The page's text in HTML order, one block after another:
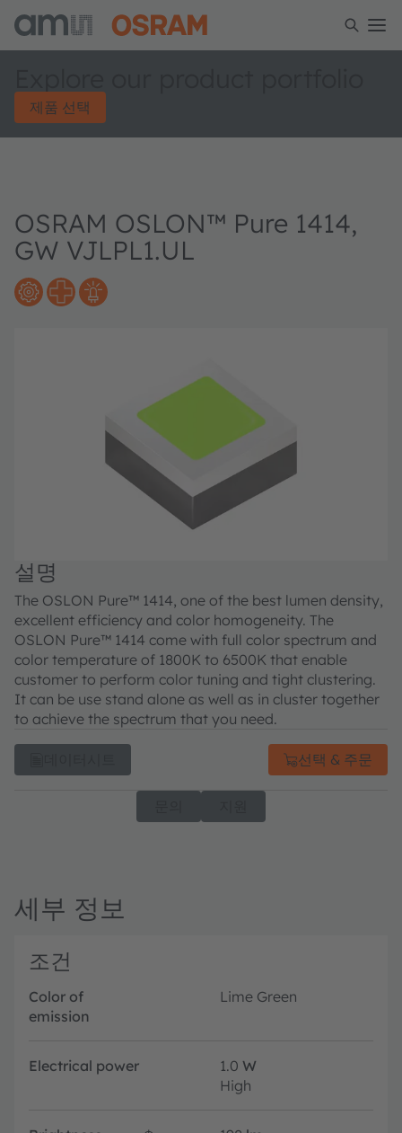
제품 선택
OSRAM OSLON™ Pure 1414,
GW VJLPL1.UL
설명
The OSLON Pure™ 1414, one of the best lumen density,
excellent efficiency and color homogeneity. The
OSLON Pure™ 1414 come with full color spectrum and
color temperature of 1800K to 6500K that enable
customer to perform color tuning and tight clustering.
It can be use stand alone as well as in cluster together
to achieve the spectrum that you need.
선택 & 주문
세부 정보
조건
Color of
emission
Lime Green
Electrical power 1.0 W
High